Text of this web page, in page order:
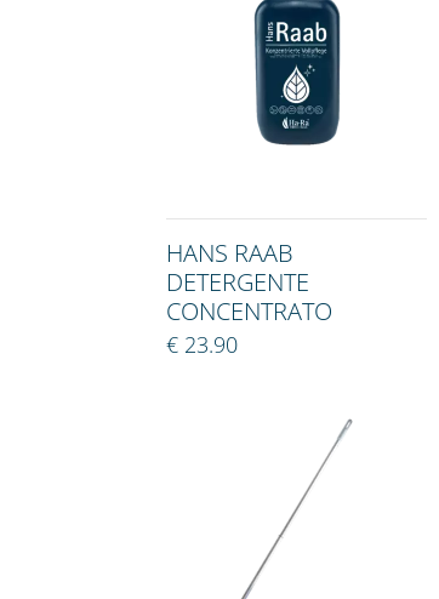
HANS RAAB
DETERGENTE
CONCENTRATO
€ 23.90